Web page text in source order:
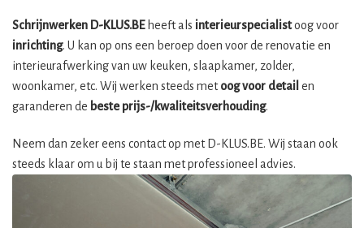
Schrijnwerken D-KLUS.BEheeft als interieurspecialistoog voor
inrichting. U kan op ons een beroep doen voor de renovatie en
interieurafwerking van uw keuken, slaapkamer, zolder,
woonkamer, etc. Wij werken steeds metoog voor detail en
garanderen de beste prijs-/kwaliteitsverhouding.
Neem dan zeker eens contact op met D-KLUS.BE. Wij staan ook
steeds klaar om u bij te staan met professioneel advies.